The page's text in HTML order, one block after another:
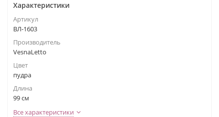
Характеристики
Артикул
ВЛ-1603
Производитель
VesnaLetto
Цвет
пудра
Длина
99 см
Все характеристики